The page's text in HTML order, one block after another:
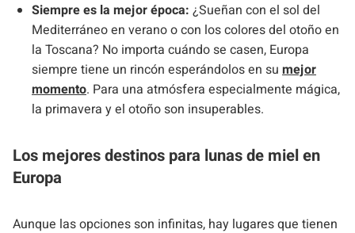
Siempre es la mejor época: ¿Sueñan con el sol del
Mediterráneo en verano o con los colores del otoño en
la Toscana? No importa cuándo se casen, Europa
siempre tiene un rincón esperándolos en su mejor
momento. Para una atmósfera especialmente mágica,
la primavera y el otoño son insuperables.
Los mejores destinos para lunas de miel en
Europa
Aunque las opciones son infinitas, hay lugares que tienen